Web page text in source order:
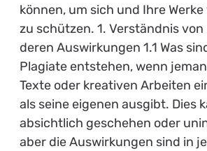
können, um sich und Ihre
zu schützen. 1. Verständnis
deren Auswirkungen 1.1 Was
Plagiate entstehen, wenn
Texte oder kreativen Arbeiten
als seine eigenen ausgibt. Dies
absichtlich geschehen oder
aber die Auswirkungen sind in